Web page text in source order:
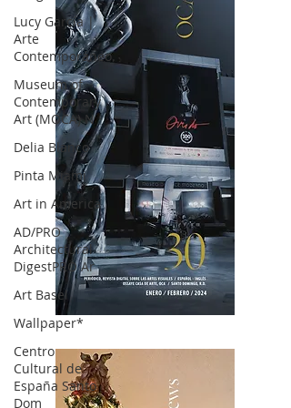
Lucy García |
Arte
Contemporáneo.
Museum of
Contemporary
Art (MOCA) N
Delia Blanco
Pinta Miami
Art in America
AD/PRO
Architectural
DigestPRO Ar
Art Basel
Wallpaper*
Centro
Cultural de
España Santo
Dom
OCA|News 30 /Enero-Febrero / 2024